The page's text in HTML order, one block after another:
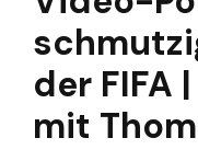
der FIFA
mit